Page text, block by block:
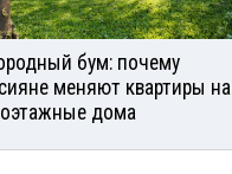
бум: почему
меняют квартиры на
дома